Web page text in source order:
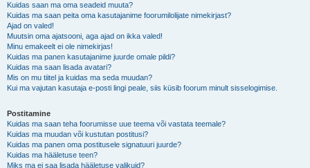
Kuidas saan ma oma seadeid muuta?
Kuidas ma saan peita oma kasutajanime foorumilolijate nimekirjast?
Ajad on valed!
Muutsin oma ajatsooni, aga ajad on ikka valed!
Minu emakeelt ei ole nimekirjas!
Kuidas ma panen kasutajanime juurde omale pildi?
Kuidas ma saan lisada avatari?
Mis on mu tiitel ja kuidas ma seda muudan?
Kui ma vajutan kasutaja e-posti lingi peale, siis küsib foorum minult sisselogimise.
Postitamine
Kuidas ma saan teha foorumisse uue teema või vastata teemale?
Kuidas ma muudan või kustutan postitusi?
Kuidas ma panen oma postitusele signatuuri juurde?
Kuidas ma hääletuse teen?
Miks ma ei saa lisada hääletuse valikuid?